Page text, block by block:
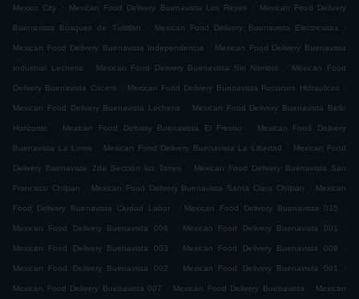
Mexico City . Mexican Food Delivery Buenavista Los Reyes . Mexican Food Delivery
Buenavista Bosques de Tultitlan . Mexican Food Delivery Buenavista Electricistas .
Mexican Food Delivery Buenavista Independencia . Mexican Food Delivery Buenavista
Industrial Lecheria . Mexican Food Delivery Buenavista Sin Nombre . Mexican Food
Delivery Buenavista Cocem . Mexican Food Delivery Buenavista Recursos Hidraulicos .
Mexican Food Delivery Buenavista Lecheria . Mexican Food Delivery Buenavista Bello
Horizonte . Mexican Food Delivery Buenavista El Fresno . Mexican Food Delivery
Buenavista La Loma . Mexican Food Delivery Buenavista La Libertad . Mexican Food
Delivery Buenavista 2da Sección las Torres . Mexican Food Delivery Buenavista San
Francisco Chilpan . Mexican Food Delivery Buenavista Santa Clara Chilpan . Mexican
Food Delivery Buenavista Ciudad Labor . Mexican Food Delivery Buenavista 015 .
Mexican Food Delivery Buenavista 004 . Mexican Food Delivery Buenavista 001 .
Mexican Food Delivery Buenavista 003 . Mexican Food Delivery Buenavista 008 .
Mexican Food Delivery Buenavista 002 . Mexican Food Delivery Buenavista 061 .
Mexican Food Delivery Buenavista 007 . Mexican Food Delivery Buenavista . Mexican